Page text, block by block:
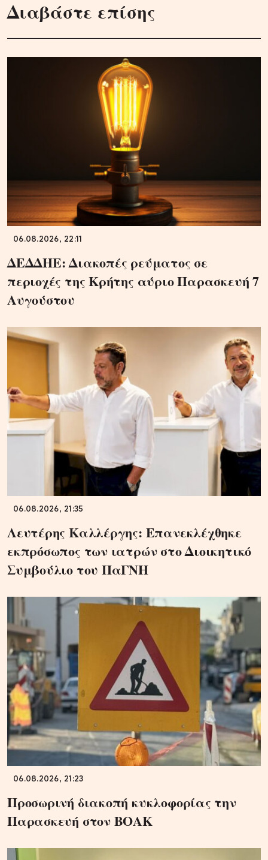
Διαβάστε επίσης
06.08.2026, 22:11
ΔΕΔΔΗΕ: Διακοπές ρεύματος σε
περιοχές της Κρήτης αύριο Παρασκευή 7
Αυγούστου
06.08.2026, 21:35
Λευτέρης Καλλέργης: Επανεκλέχθηκε
εκπρόσωπος των ιατρών στο Διοικητικό
Συμβούλιο του ΠαΓΝΗ
06.08.2026, 21:23
Προσωρινή διακοπή κυκλοφορίας την
Παρασκευή στον ΒΟΑΚ